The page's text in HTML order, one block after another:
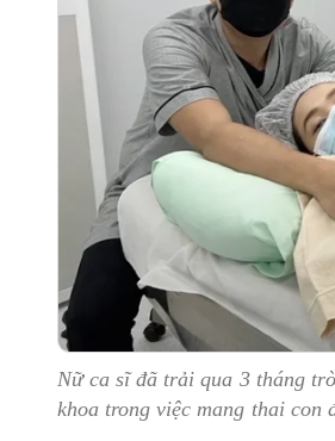
Nữ ca sĩ đã trải qua 3 tháng
khoa trong việc mang thai con